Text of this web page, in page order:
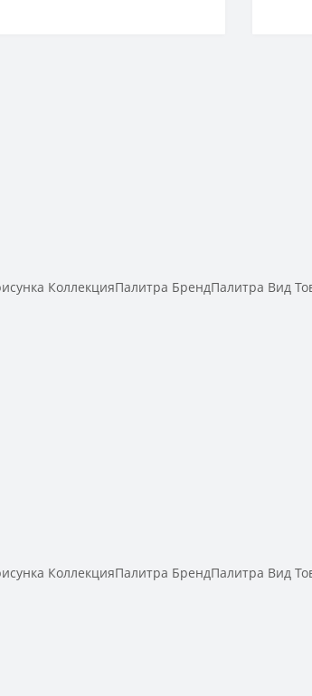
КоллекцияПалитра БрендПалитра Вид
КоллекцияПалитра БрендПалитра Вид